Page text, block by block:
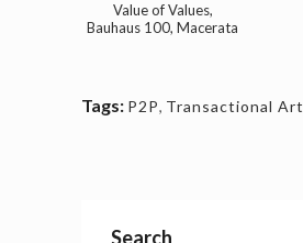
Value of Values,
Bauhaus 100, Macerata
Tags: P2P, Transactional Art
Search